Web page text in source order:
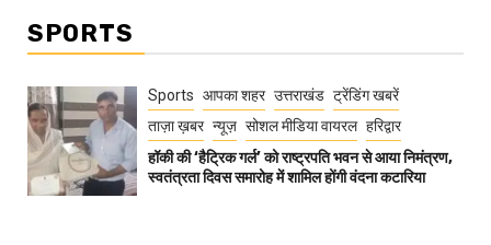
SPORTS
Sports आपका शहर उत्तराखंड ट्रेंडिंग खबरें
ताज़ा ख़बर न्यूज़ सोशल मीडिया वायरल हरिद्वार
हॉकी की ‘हैट्रिक गर्ल’ को राष्ट्रपति भवन से आया निमंत्रण,
स्वतंत्रता दिवस समारोह में शामिल होंगी वंदना कटारिया